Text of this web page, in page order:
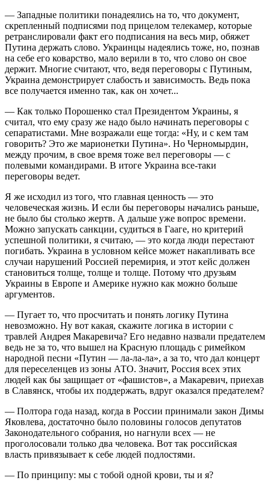
— Западные политики понадеялись на то, что документ,
скрепленный подписями под прицелом телекамер, которые
ретранслировали факт его подписания на весь мир, обяжет
Путина держать слово. Украинцы надеялись тоже, но, познав
на себе его коварство, мало верили в то, что слово он свое
держит. Многие считают, что, ведя переговоры с Путиным,
Украина демонстрирует сла­бость и зависимость. Ведь пока
все получается именно так, как он хочет...
— Как только Порошенко стал Президентом Украины, я
считал, что ему сразу же надо было начинать переговоры с
сепаратистами. Мне возражали еще тогда: «Ну, и с кем там
говорить? Это же марионетки Путина». Но Черномырдин,
между прочим, в свое время тоже вел переговоры — с
полевыми командирами. В итоге Украина все-таки
переговоры ведет.
Я же исходил из того, что главная ценность — это
человеческая жизнь. И если бы переговоры начались раньше,
не было бы столько жертв. А дальше уже вопрос времени.
Можно запускать санкции, судиться в Гааге, но критерий
успешной политики, я считаю, — это когда люди перестают
погибать. Украина в условном кейсе может накапливать все
случаи нарушений Россией перемирия, и этот кейс должен
становиться толще, толще и толще. Потому что друзьям
Украины в Европе и Америке нужно как можно больше
аргументов.
— Пугает то, что просчитать и понять логику Путина
невозможно. Ну вот какая, скажите логика в истории с
травлей Андрея Макаревича? Его недавно назвали предателем
ведь не за то, что вышел на Красную площадь с римейком
народной песни «Путин — ла-ла-ла», а за то, что дал концерт
для переселенцев из зоны АТО. Значит, Россия всех этих
людей как бы защищает от «фашистов», а Макаревич, приехав
в Славянск, чтобы их поддержать, вдруг оказался предателем?
— Полтора года назад, когда в России принимали закон Димы
Яковлева, достаточно было половины голосов депутатов
Законодательного собрания, но нагнули всех — не
проголосовали только два человека. Вот так российская
власть привязывает к себе людей подлостями.
— По принципу: мы с тобой одной крови, ты и я?